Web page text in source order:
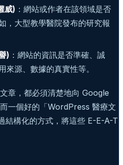
威) ：網站或作者在該領域是否
，大型教學醫院發布的研究報
) ：網站的資訊是否準確、誠
來源、數據的真實性等。
章，都必須清楚地向 Google
一個好的「WordPress 醫療文
結構化的方式，將這些 E-E-A-T